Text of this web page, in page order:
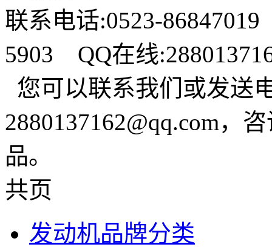
联系电话:0523-
5903 QQ在线
您可以联系我们或发送
2880137162@qq.com，
品。
共页
发动机品牌分类